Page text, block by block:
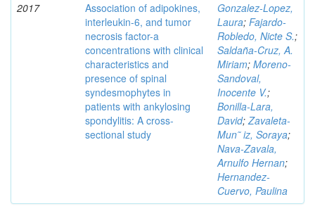
2017
Association of adipokines,
interleukin-6, and tumor
necrosis factor-a
concentrations with clinical
characteristics and
presence of spinal
syndesmophytes in
patients with ankylosing
spondylitis: A cross-
sectional study
Gonzalez-Lopez,
Laura; Fajardo-
Robledo, Nicte S.;
Saldaña-Cruz, A.
Miriam; Moreno-
Sandoval,
Inocente V.;
Bonilla-Lara,
David;Zavaleta-
Mun˜ iz, Soraya;
Nava-Zavala,
Arnulfo Hernan;
Hernandez-
Cuervo, Paulina